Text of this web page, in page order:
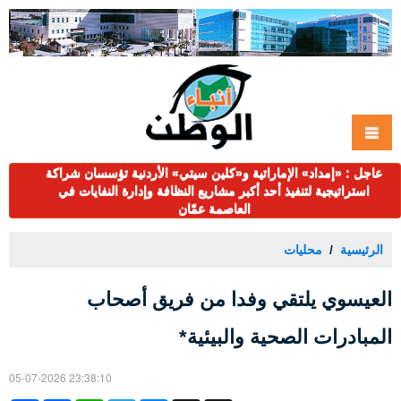
عاجل : «إمداد» الإماراتية و«كلين سيتي» الأردنية تؤسسان شراكة
استراتيجية لتنفيذ أحد أكبر مشاريع النظافة وإدارة النفايات في
العاصمة عمّان
الرئيسية محليات
العيسوي يلتقي وفدا من فريق أصحاب
المبادرات الصحية والبيئية*
05-07-2026 23:38:10